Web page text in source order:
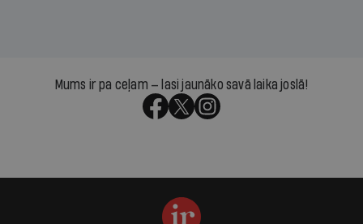
Mums ir pa ceļam — lasi jaunāko savā laika joslā!